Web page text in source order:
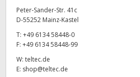
New Zealand
Norway
Peter-Sander-Str. 41c
D-55252 Mainz-Kastel
T: +49 6134 58448-0
F: +49 6134 58448-99
W: teltec.de
E: shop@teltec.de